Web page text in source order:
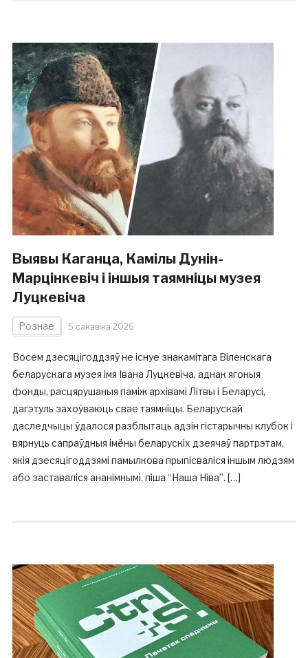
Выявы Каганца, Камілы Дунін-
Марцінкевіч і іншыя таямніцы музея
Луцкевіча
Рознае 5 сакавіка 2026
Восем дзесяцігоддзяў не існуе знакамітага Віленскага
беларускага музея імя Івана Луцкевіча, аднак ягоныя
фонды, расцярушаныя паміж архівамі Літвы і Беларусі,
дагэтуль захоўваюць свае таямніцы. Беларускай
даследчыцы ўдалося разблытаць адзін гістарычны клубок і
вярнуць сапраўдныя імёны беларускіх дзеячаў партрэтам,
якія дзесяцігоддзямі памылкова прыпісваліся іншым людзям
або заставаліся ананімнымі, піша “Наша Ніва”. […]